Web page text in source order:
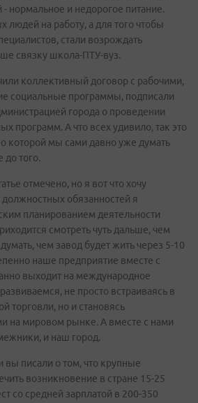
- нормальное и недорогое питание.
людей на работу, а для того чтобы
стали возрождать
связку школа-ПТУ-вуз.
коллективный договор с рабочими,
социальные программы, подписали
города о проведении
программ. А что всех удивило, так это
о которой мы сами давно уже думать
до того.
отмечено, но я вот что хочу
должностных обязанностей я
планированием деятельности
смотреть чуть дальше, чем
чем завод будет жить через 5-10
наше предприятие вместе с
выходит на международное
не просто встраиваясь в
торговли, но и становясь
на мировом рынке. А вместе с нами
и наш город.
вы писали о том, что крупные
возникновение в стране 15-25
со средней зарплатой в 200-350